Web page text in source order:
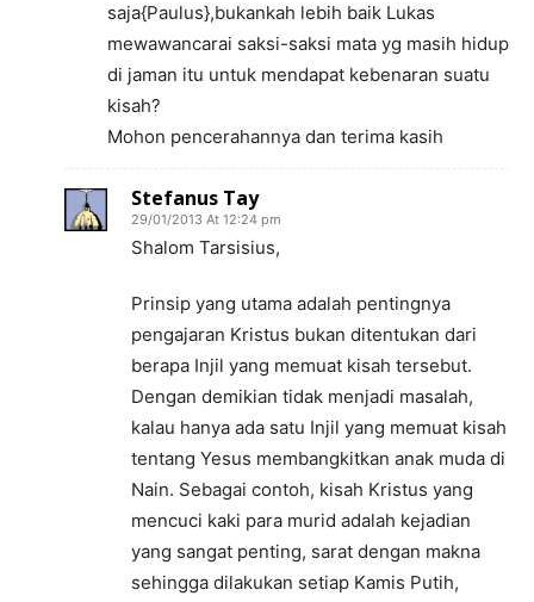
saja{Paulus},bukankah lebih baik Lukas
mewawancarai saksi-saksi mata yg masih hidup
di jaman itu untuk mendapat kebenaran suatu
kisah?
Mohon pencerahannya dan terima kasih
Stefanus Tay
29/01/2013 At 12:24 pm
Shalom Tarsisius,
Prinsip yang utama adalah pentingnya
pengajaran Kristus bukan ditentukan dari
berapa Injil yang memuat kisah tersebut.
Dengan demikian tidak menjadi masalah,
kalau hanya ada satu Injil yang memuat kisah
tentang Yesus membangkitkan anak muda di
Nain. Sebagai contoh, kisah Kristus yang
mencuci kaki para murid adalah kejadian
yang sangat penting, sarat dengan makna
sehingga dilakukan setiap Kamis Putih,